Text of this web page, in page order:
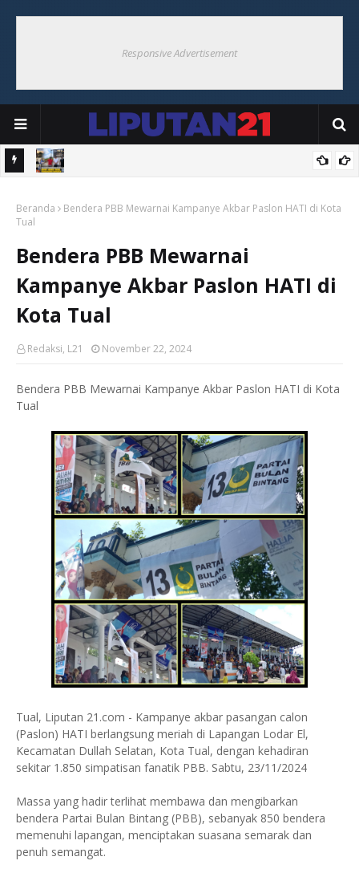
Responsive Advertisement
Pembangunan Monumen Pater Yohanes Kusters SJ
Beranda
Bendera PBB Mewarnai Kampanye Akbar Paslon HATI di Kota
Tual
Bendera PBB Mewarnai
Kampanye Akbar Paslon HATI di
Kota Tual
Redaksi, L21 November 22, 2024
Bendera PBB Mewarnai Kampanye Akbar Paslon HATI di Kota
Tual
Tual, Liputan 21.com - Kampanye akbar pasangan calon
(Paslon) HATI berlangsung meriah di Lapangan Lodar El,
Kecamatan Dullah Selatan, Kota Tual, dengan kehadiran
sekitar 1.850 simpatisan fanatik PBB. Sabtu, 23/11/2024
Massa yang hadir terlihat membawa dan mengibarkan
bendera Partai Bulan Bintang (PBB), sebanyak 850 bendera
memenuhi lapangan, menciptakan suasana semarak dan
penuh semangat.